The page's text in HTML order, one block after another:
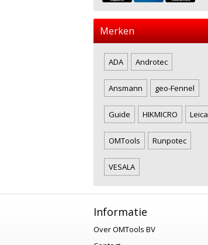
Merken
ADA Androtec
Ansmann geo-Fennel
Guide HIKMICRO Leica
OMTools Runpotec
VESALA
Informatie
Over OMTools BV